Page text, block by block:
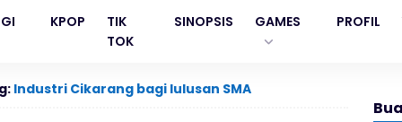
KPOP
TIK
TOK
SINOPSIS GAMES PROFIL
Industri Cikarang bagi lulusan SMA